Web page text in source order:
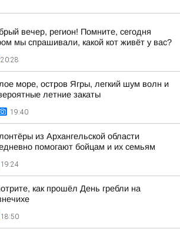
вечер, регион! Помните, сегодня
мы спрашивали, какой кот живёт у вас?
20:28
море, остров Ягры, легкий шум волн и
летние закаты
19:40
из Архангельской области
помогают бойцам и их семьям
19:24
как прошёл День гребли на
18:50